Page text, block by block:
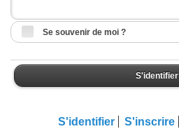
Se souvenir de moi ?
S'identifier
S'identifier S'inscrire